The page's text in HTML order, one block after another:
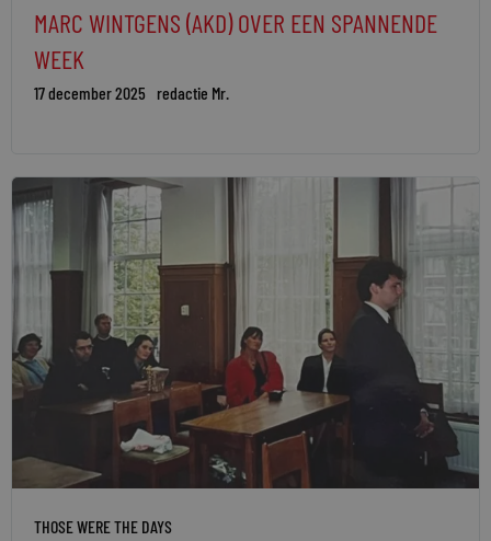
MARC WINTGENS (AKD) OVER EEN SPANNENDE
WEEK
17 december 2025 redactie Mr.
THOSE WERE THE DAYS